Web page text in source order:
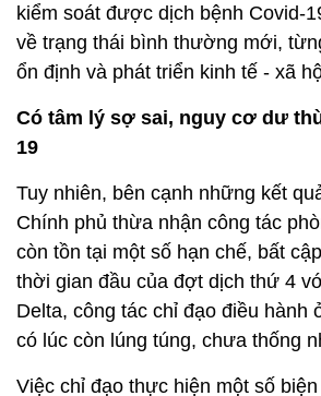
kiểm soát được dịch bệnh Covid-
về trạng thái bình thường mới,
ổn định và phát triển kinh tế - xã
Có tâm lý sợ sai, nguy cơ dư
19
Tuy nhiên, bên cạnh những kết
Chính phủ thừa nhận công tác
còn tồn tại một số hạn chế, bất
thời gian đầu của đợt dịch thứ 4
Delta, công tác chỉ đạo điều hành
có lúc còn lúng túng, chưa thống
Việc chỉ đạo thực hiện một số